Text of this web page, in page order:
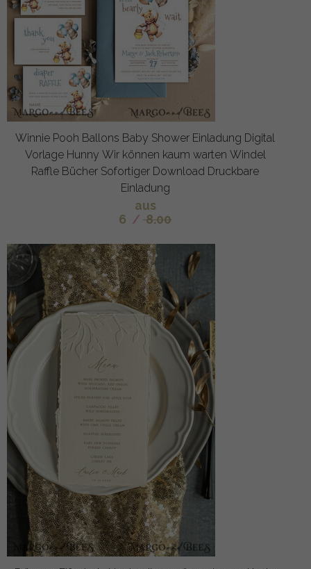
Winnie Pooh Ballons Baby Shower Einladung Digital
Vorlage Hunny Wir können kaum warten Windel
Raffle Bücher Sofortiger Download Druckbare
Einladung
aus
6 / 8.00